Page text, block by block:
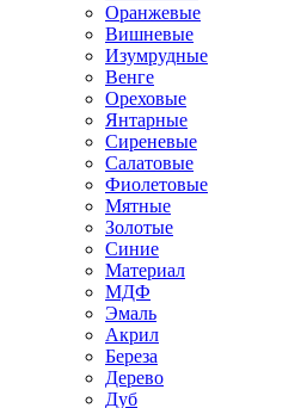
Оранжевые
Вишневые
Изумрудные
Венге
Ореховые
Янтарные
Сиреневые
Салатовые
Фиолетовые
Мятные
Золотые
Синие
Материал
МДФ
Эмаль
Акрил
Береза
Дерево
Дуб